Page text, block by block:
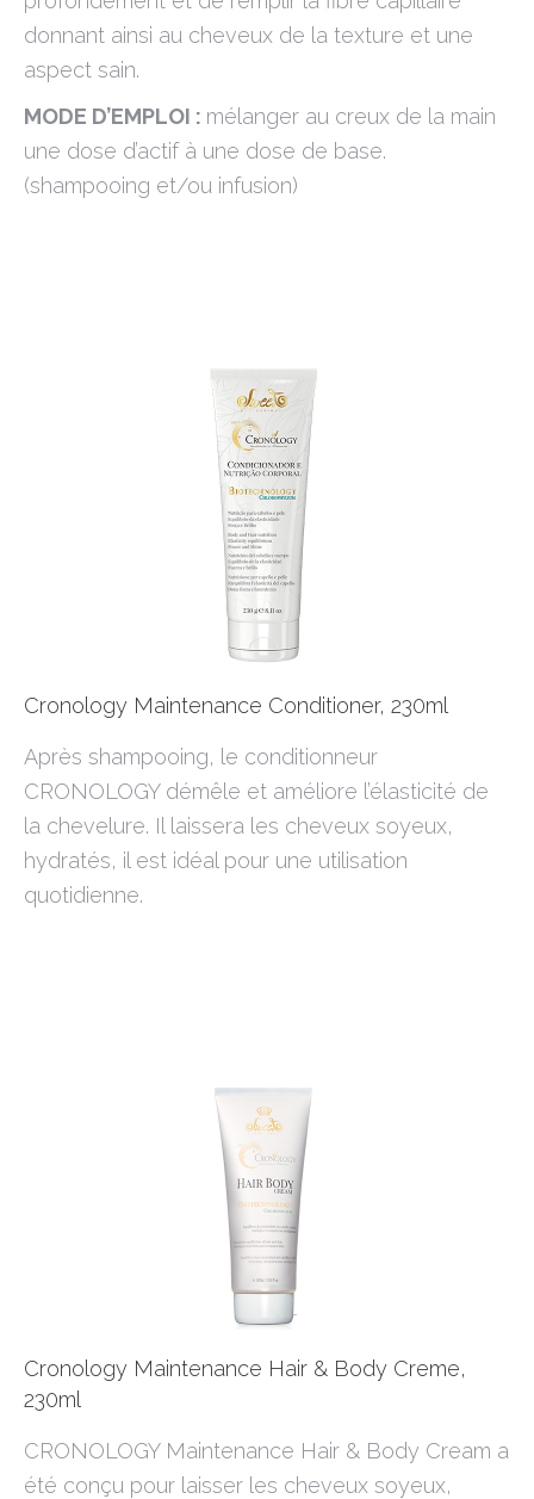
donnant ainsi au cheveux de la texture et une
aspect sain.
MODE D’EMPLOI : mélanger au creux de la main
une dose d’actif à une dose de base.
(shampooing et/ou infusion)
Cronology Maintenance Conditioner, 230ml
Après shampooing, le conditionneur
CRONOLOGY démêle et améliore l’élasticité de
la chevelure. Il laissera les cheveux soyeux,
hydratés, il est idéal pour une utilisation
quotidienne.
Cronology Maintenance Hair & Body Creme,
230ml
CRONOLOGY Maintenance Hair & Body Cream a
été conçu pour laisser les cheveux soyeux,